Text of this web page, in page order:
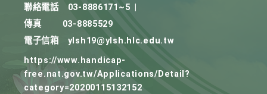
聯絡電話
03-8886171~5
傳真
03-8885529
電子信箱
ylsh19@ylsh.hlc.edu.tw
https://www.handicap-
free.nat.gov.tw/Applications/Detail?
category=20200115132152